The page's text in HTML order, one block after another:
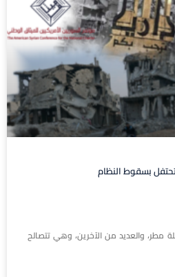
بسقوط النظام
مطر، والعديد من الآخرين، وهي تتصالح